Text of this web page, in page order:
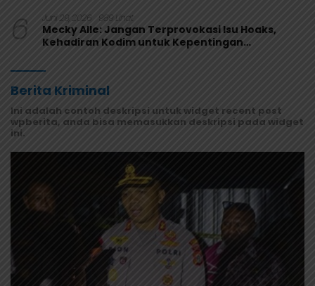
6 Juni 29, 2026 989 Lihat
Mecky Alle: Jangan Terprovokasi Isu Hoaks,
Kehadiran Kodim untuk Kepentingan
Berita Kriminal
Ini adalah contoh deskripsi untuk widget recent post
wpberita, anda bisa memasukkan deskripsi pada widget
ini.